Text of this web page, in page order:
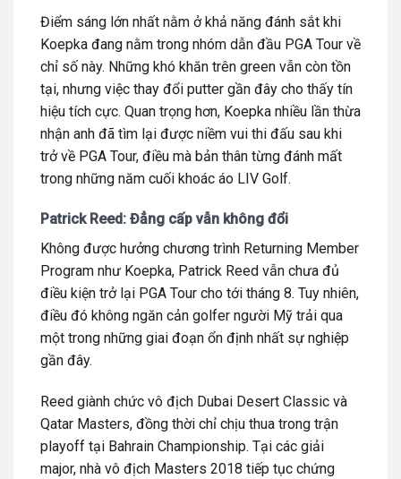
Điểm sáng lớn nhất nằm ở khả năng đánh sắt khi
Koepka đang nằm trong nhóm dẫn đầu PGA Tour về
chỉ số này. Những khó khăn trên green vẫn còn tồn
tại, nhưng việc thay đổi putter gần đây cho thấy tín
hiệu tích cực. Quan trọng hơn, Koepka nhiều lần thừa
nhận anh đã tìm lại được niềm vui thi đấu sau khi
trở về PGA Tour, điều mà bản thân từng đánh mất
trong những năm cuối khoác áo LIV Golf.
Patrick Reed: Đẳng cấp vẫn không đổi
Không được hưởng chương trình Returning Member
Program như Koepka, Patrick Reed vẫn chưa đủ
điều kiện trở lại PGA Tour cho tới tháng 8. Tuy nhiên,
điều đó không ngăn cản golfer người Mỹ trải qua
một trong những giai đoạn ổn định nhất sự nghiệp
gần đây.
Reed giành chức vô địch Dubai Desert Classic và
Qatar Masters, đồng thời chỉ chịu thua trong trận
playoff tại Bahrain Championship. Tại các giải
major, nhà vô địch Masters 2018 tiếp tục chứng